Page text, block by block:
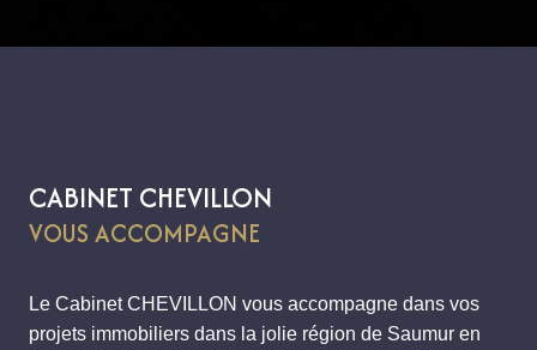
CABINET CHEVILLON
VOUS ACCOMPAGNE
Le Cabinet CHEVILLON vous accompagne dans vos
projets immobiliers dans la jolie région de Saumur en